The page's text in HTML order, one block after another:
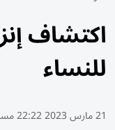
اكتشاف
للنساء
21 مارس 2023 22:22 مساء